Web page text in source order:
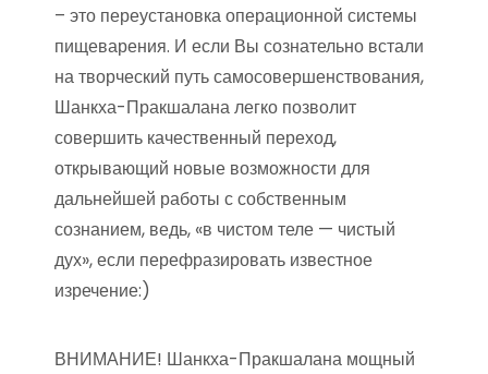
– это переустановка операционной системы
пищеварения. И если Вы сознательно встали
на творческий путь самосовершенствования,
Шанкха-Пракшалана легко позволит
совершить качественный переход,
открывающий новые возможности для
дальнейшей работы с собственным
сознанием, ведь, «в чистом теле — чистый
дух», если перефразировать известное
изречение:)
ВНИМАНИЕ! Шанкха-Пракшалана мощный